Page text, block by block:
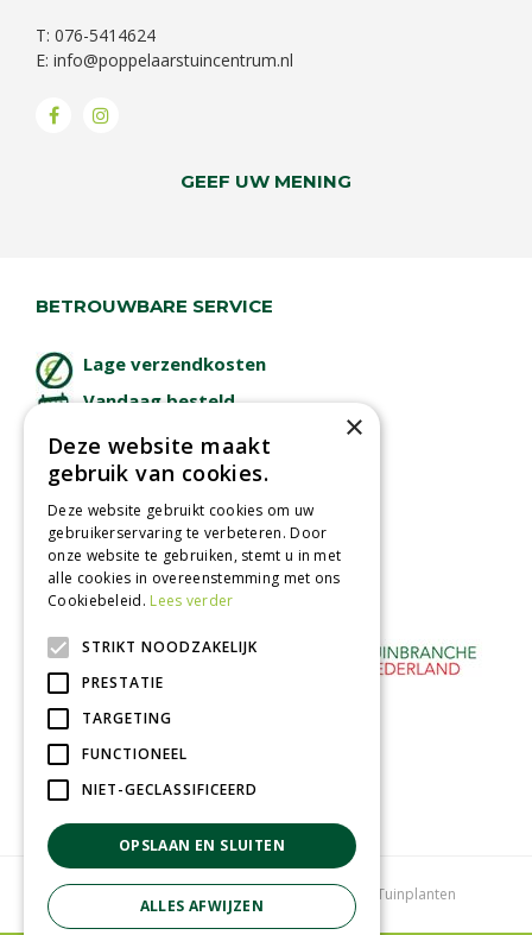
T: 076-5414624
E: info@poppelaarstuincentrum.nl
GEEF UW MENING
BETROUWBARE SERVICE
Lage verzendkosten
Vandaag besteld
Afhalen in tuincentrum
Betaal veilig
met iDeal - Wero
Kamerplanten Tuinplanten
×
Deze website maakt
gebruik van cookies.
Deze website gebruikt cookies om uw
gebruikerservaring te verbeteren. Door
onze website te gebruiken, stemt u in met
alle cookies in overeenstemming met ons
Cookiebeleid. Lees verder
STRIKT NOODZAKELIJK
PRESTATIE
TARGETING
FUNCTIONEEL
NIET-GECLASSIFICEERD
OPSLAAN EN SLUITEN
ALLES AFWIJZEN